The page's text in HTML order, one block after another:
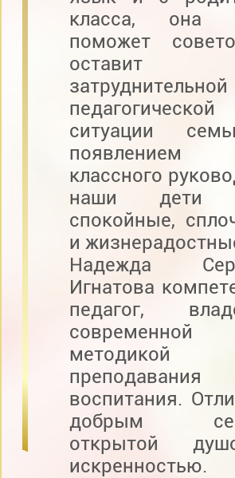
класса, она
поможет
затруднительной
педагогической
ситуации
появлением
классного
наши дети
спокойные,
и
Надежда
Игнатова
педагог,
современной
методикой
воспитания.
добрым
открытой
искренностью.